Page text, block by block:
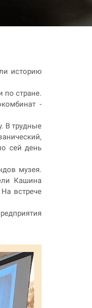
историю
по стране.
-
В трудные
сей день
музея.
Кашина
встрече